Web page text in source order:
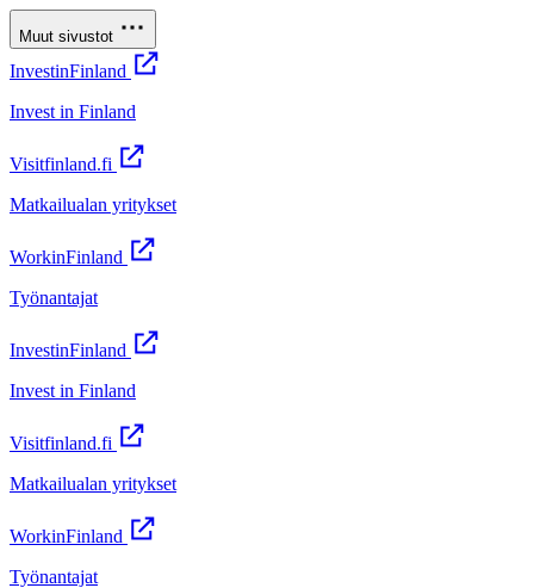
Muut sivustot
InvestinFinland
Invest in Finland
Visitfinland.fi
Matkailualan yritykset
WorkinFinland
Työnantajat
InvestinFinland
Invest in Finland
Visitfinland.fi
Matkailualan yritykset
WorkinFinland
Työnantajat